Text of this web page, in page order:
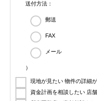
送付方法：
郵送
FAX
メール
）
現地が見たい 物件の詳細
資金計画を相談したい 店